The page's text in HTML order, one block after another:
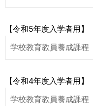
【令和5年度入学者用】
学校教育教員養成課程
【令和4年度入学者用】
学校教育教員養成課程